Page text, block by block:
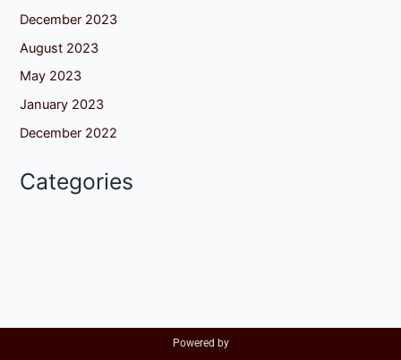
December 2023
August 2023
May 2023
January 2023
December 2022
Categories
Powered by